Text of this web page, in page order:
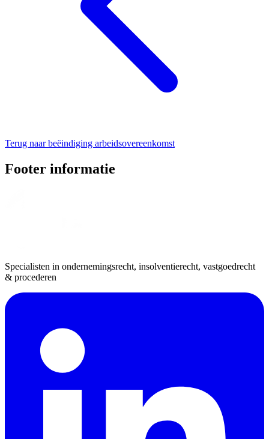
Terug naar beëindiging arbeidsovereenkomst
Footer informatie
Specialisten in ondernemingsrecht, insolventierecht, vastgoedrecht
& procederen